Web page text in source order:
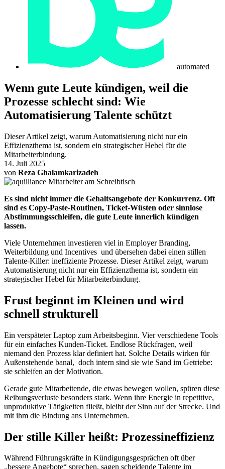
automated
Wenn gute Leute kündigen, weil die
Prozesse schlecht sind: Wie
Automatisierung Talente schützt
Dieser Artikel zeigt, warum Automatisierung nicht nur ein
Effizienzthema ist, sondern ein strategischer Hebel für die
Mitarbeiterbindung.
14. Juli 2025
von Reza Ghalamkarizadeh
Es sind nicht immer die Gehaltsangebote der Konkurrenz. Oft
sind es Copy-Paste-Routinen, Ticket-Wüsten oder sinnlose
Abstimmungsschleifen, die gute Leute innerlich kündigen
lassen.
Viele Unternehmen investieren viel in Employer Branding,
Weiterbildung und Incentives und übersehen dabei einen stillen
Talente-Killer: ineffiziente Prozesse. Dieser Artikel zeigt, warum
Automatisierung nicht nur ein Effizienzthema ist, sondern ein
strategischer Hebel für Mitarbeiterbindung.
Frust beginnt im Kleinen und wird
schnell strukturell
Ein verspäteter Laptop zum Arbeitsbeginn. Vier verschiedene Tools
für ein einfaches Kunden-Ticket. Endlose Rückfragen, weil
niemand den Prozess klar definiert hat. Solche Details wirken für
Außenstehende banal, doch intern sind sie wie Sand im Getriebe:
sie schleifen an der Motivation.
Gerade gute Mitarbeitende, die etwas bewegen wollen, spüren diese
Reibungsverluste besonders stark. Wenn ihre Energie in repetitive,
unproduktive Tätigkeiten fließt, bleibt der Sinn auf der Strecke. Und
mit ihm die Bindung ans Unternehmen.
Der stille Killer heißt: Prozessineffizienz
Während Führungskräfte in Kündigungsgesprächen oft über
„bessere Angebote“ sprechen, sagen scheidende Talente im